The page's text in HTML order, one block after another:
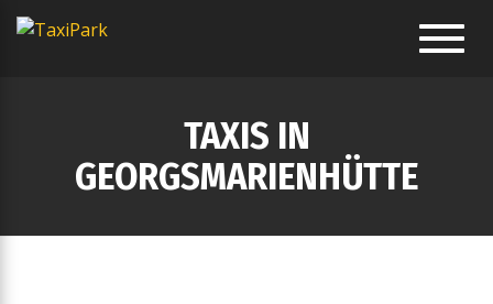
TAXIS IN
GEORGSMARIENHÜTTE